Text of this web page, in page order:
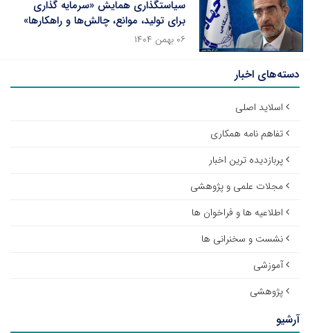
سیاستگذاری همایش «سرمایه گذاری
برای تولید، موانع، چالش‌ها و راهکارها»
۰۶ بهمن ۱۴۰۴
دسته‌های اخبار
اسلاید اصلی
تفاهم نامه همکاری
پربازدیده ترین اخبار
مجلات علمی و پژوهشی
اطلاعیه ها و فراخوان ها
نشست و سخنرانی ها
آموزشی
پژوهشی
آرشیو